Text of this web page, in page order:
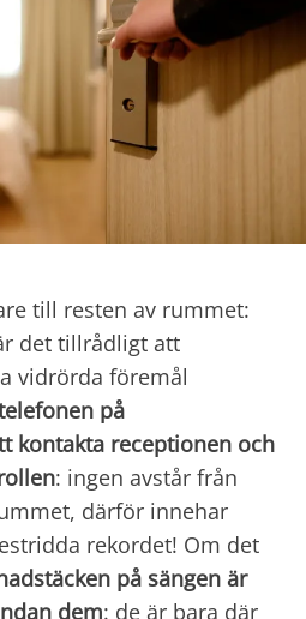
till resten av rummet:
det tillrådligt att
vidrörda föremål
på
kontakta receptionen och
: ingen avstår från
därför innehar
rekordet! Om det
på sängen är
dem: de är bara där